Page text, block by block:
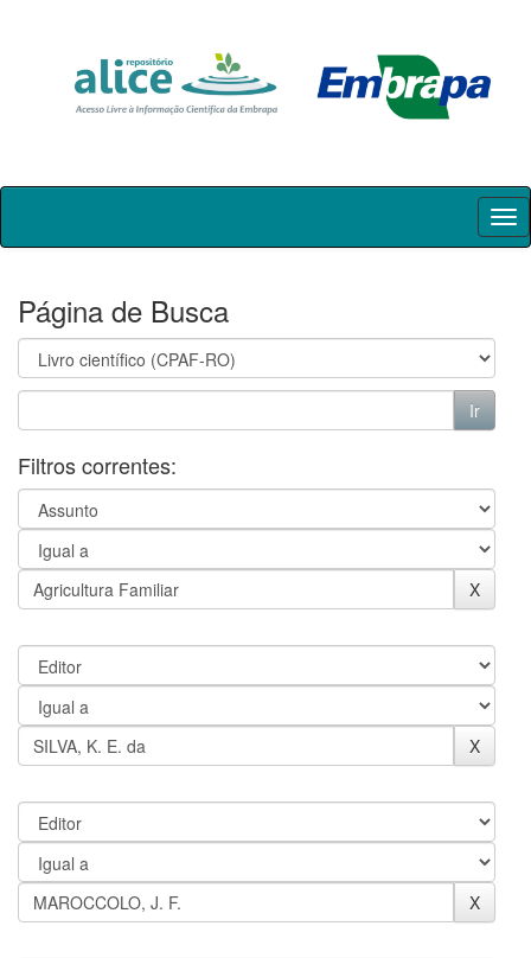
Skip
Página de Busca
Filtros correntes: